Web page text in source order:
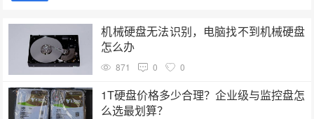
移动固态硬盘(456)
显卡(384)
监控硬盘(378)
企业硬盘(367)
企业级固态硬盘(355)
硬盘售后服务(334)
机械硬盘无法识别，电脑找不到机械硬盘
怎么办
871 0 0
1T硬盘价格多少合理？企业级与监控盘怎
么选最划算？